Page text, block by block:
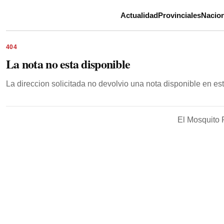
ActualidadProvinciales
404
La nota no esta disponible
La direccion solicitada no devolvio una nota disponible en
El Mosquito